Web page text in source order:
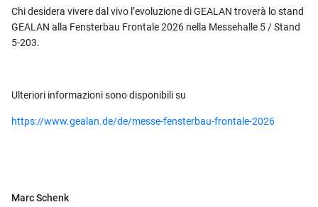
Chi desidera vivere dal vivo l’evoluzione di GEALAN troverà lo stand
GEALAN alla Fensterbau Frontale 2026 nella Messehalle 5 / Stand
5-203.
Ulteriori informazioni sono disponibili su
https://www.gealan.de/de/messe-fensterbau-frontale-2026
Marc Schenk